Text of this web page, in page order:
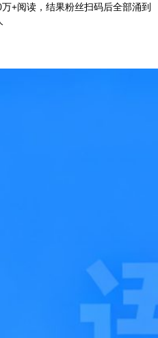
+阅读，结果粉丝扫码后全部涌到